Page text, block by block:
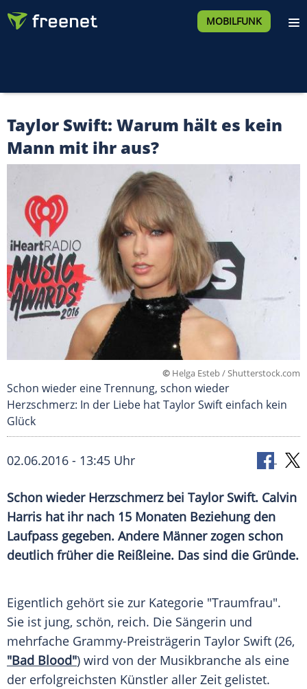
MOBILFUNK
Taylor Swift: Warum hält es kein
Mann mit ihr aus?
© Helga Esteb / Shutterstock.com
Schon wieder eine Trennung, schon wieder
Herzschmerz: In der Liebe hat Taylor Swift einfach kein
Glück
02.06.2016 - 13:45 Uhr
Schon wieder Herzschmerz bei Taylor Swift. Calvin
Harris hat ihr nach 15 Monaten Beziehung den
Laufpass gegeben. Andere Männer zogen schon
deutlich früher die Reißleine. Das sind die Gründe.
Eigentlich gehört sie zur Kategorie "Traumfrau".
Sie ist jung, schön, reich. Die Sängerin und
mehrfache Grammy-Preisträgerin Taylor Swift (26,
"Bad Blood") wird von der Musikbranche als eine
der erfolgreichsten Künstler aller Zeit gelistet.